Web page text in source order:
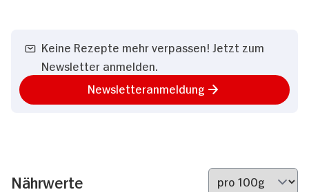
Keine Rezepte mehr verpassen! Jetzt zum
Newsletter anmelden.
Newsletteranmeldung
Nährwerte